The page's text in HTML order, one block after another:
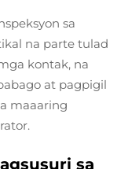
sa
na parte tulad
kontak, na
at pagpigil
maaaring
sa